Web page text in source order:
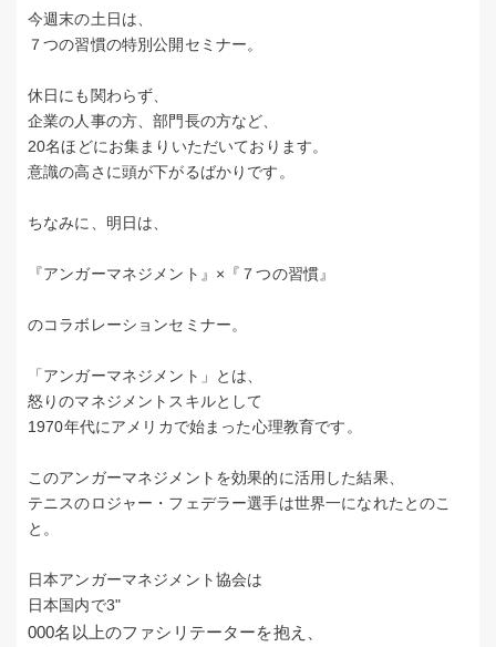
今週末の土日は、
７つの習慣の特別公開セミナー。
休日にも関わらず、
企業の人事の方、部門長の方など、
20名ほどにお集まりいただいております。
意識の高さに頭が下がるばかりです。
ちなみに、明日は、
『アンガーマネジメント』×『７つの習慣』
のコラボレーションセミナー。
「アンガーマネジメント」とは、
怒りのマネジメントスキルとして
1970年代にアメリカで始まった心理教育です。
このアンガーマネジメントを効果的に活用した結果、
テニスのロジャー・フェデラー選手は世界一になれたとのこ
と。
日本アンガーマネジメント協会は
日本国内で3"
000名以上のファシリテーターを抱え、